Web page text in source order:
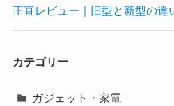
正直レビュー｜旧型と新型の違
カテゴリー
ガジェット・家電